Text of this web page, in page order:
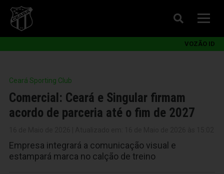
VOZÃO ID
Ceará Sporting Club
Comercial: Ceará e Singular firmam
acordo de parceria até o fim de 2027
Empresa integrará a comunicação visual e
estampará marca no calção de treino